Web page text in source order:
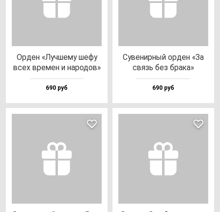
Орден «Луч­ше­му ше­фу
всех вре­мен и на­ро­дов»
690 руб
Суве­нир­ный ор­ден «За
связь без бра­ка»
690 руб